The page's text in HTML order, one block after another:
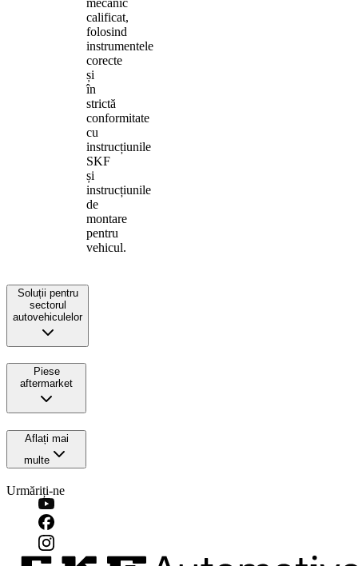
calificat,
folosind
instrumentele
corecte
și
în
strictă
conformitate
cu
instrucțiunile
SKF
și
instrucțiunile
de
montare
pentru
vehicul.
Soluții pentru
sectorul
autovehiculelor
Piese
aftermarket
Aflați mai
multe
Urmăriți-ne